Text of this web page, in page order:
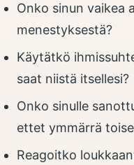
Onko sinun vaikea
menestyksestä?
Käytätkö
saat niistä itsellesi?
Onko sinulle
ettet ymmärrä
Reagoitko